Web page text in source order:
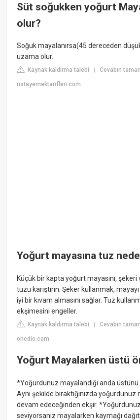
Süt soğukken yoğurt
olur?
Soğuk mayalanırsa(45 dereceden
uzama olur.
Kaynak kaldırma talebi |Cevabın
ustayemektarifleri.com
Yoğurt mayasına tuz
Küçük bir kapta yoğurt mayasını,
tuzu karıştırın. Şeker kullanmak,
iyi bir kıvam almasını sağlar. Tuz
ekşimesini engeller.
Kaynak kaldırma talebi |Cevabın
onedio.com
Yoğurt Mayalarken üstü
*Yoğurdunuz mayalandığı anda üstünü
Aynı şekilde bıraktığınızda
devam edeceğinden ekşir.
seviyorsanız mayalarken kaymağı